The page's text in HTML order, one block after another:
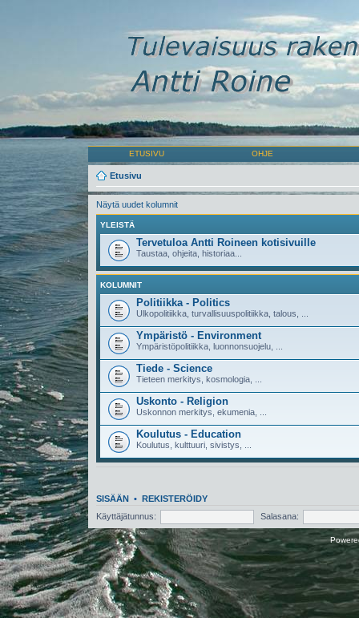
ETUSIVU OHJE
Etusivu
Näytä uudet kolumnit
YLEISTÄ
Tervetuloa Antti Roineen kotisivuille
Taustaa, ohjeita, historiaa...
KOLUMNIT
Politiikka - Politics
Ulkopolitiikka, turvallisuuspolitiikka, talous, ...
Ympäristö - Environment
Ympäristöpolitiikka, luonnonsuojelu, ...
Tiede - Science
Tieteen merkitys, kosmologia, ...
Uskonto - Religion
Uskonnon merkitys, ekumenia, ...
Koulutus - Education
Koulutus, kulttuuri, sivistys, ...
SISÄÄN • REKISTERÖIDY
Käyttäjätunnus:
Salasana: